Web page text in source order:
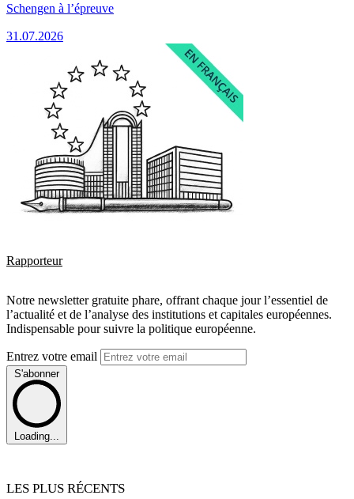
Schengen à l’épreuve
31.07.2026
Rapporteur
Notre newsletter gratuite phare, offrant chaque jour l’essentiel de
l’actualité et de l’analyse des institutions et capitales européennes.
Indispensable pour suivre la politique européenne.
Entrez votre email
S'abonner
Loading...
LES PLUS RÉCENTS